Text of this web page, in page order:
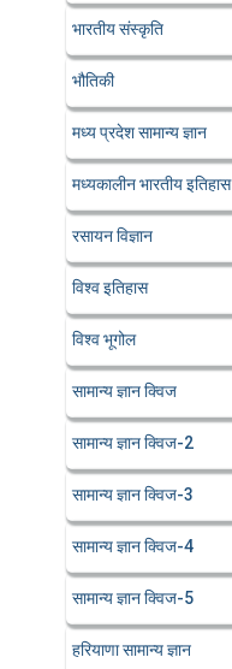
भारतीय संस्कृति
भौतिकी
मध्य प्रदेश सामान्य ज्ञान
मध्यकालीन भारतीय इतिहास
रसायन विज्ञान
विश्व इतिहास
विश्व भूगोल
सामान्य ज्ञान क्विज
सामान्य ज्ञान क्विज-2
सामान्य ज्ञान क्विज-3
सामान्य ज्ञान क्विज-4
सामान्य ज्ञान क्विज-5
हरियाणा सामान्य ज्ञान